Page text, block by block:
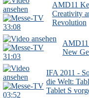
33:08
AMD11
Creativity
Revolution
31:03
New
03:52
IFA 2011 -
die Welt:
Tablet S